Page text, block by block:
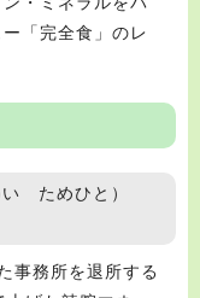
「完全食」のレ
めひと）
事務所を退所する